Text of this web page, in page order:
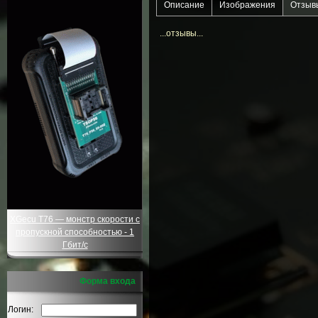
XGecu T76 — монстр скорости с
пропускной способностью - 1
Гбит/с
Форма входа
Логин:
Описание Изображения
...отзывы...